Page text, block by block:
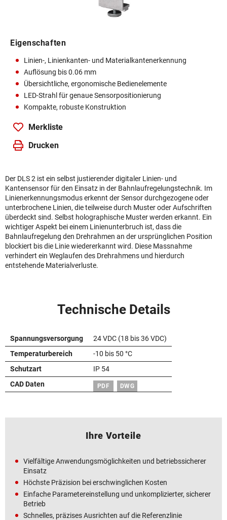
Eigenschaften
Linien-, Linienkanten- und Materialkantenerkennung
Auflösung bis 0.06 mm
Übersichtliche, ergonomische Bedienelemente
LED-Strahl für genaue Sensorpositionierung
Kompakte, robuste Konstruktion
Merkliste
Drucken
Der DLS 2 ist ein selbst justierender digitaler Linien- und
Kantensensor für den Einsatz in der Bahnlaufregelungstechnik. Im
Linienerkennungsmodus erkennt der Sensor durchgezogene oder
unterbrochene Linien, die teilweise durch Muster oder Aufschriften
überdeckt sind. Selbst holographische Muster werden erkannt. Ein
wichtiger Aspekt bei einem Linienunterbruch ist, dass die
Bahnlaufregelung den Drehrahmen an der ursprünglichen Position
blockiert bis die Linie wiedererkannt wird. Diese Massnahme
verhindert ein Weglaufen des Drehrahmens und hierdurch
entstehende Materialverluste.
Technische Details
Spannungsversorgung
Temperaturbereich
Schutzart
CAD Daten
24 VDC (18 bis 36 VDC)
-10 bis 50 °C
IP 54
PDF DWG
Ihre Vorteile
Vielfältige Anwendungsmöglichkeiten und betriebssicherer
Einsatz
Höchste Präzision bei erschwinglichen Kosten
Einfache Parametereinstellung und unkomplizierter, sicherer
Betrieb
Schnelles, präzises Ausrichten auf die Referenzlinie